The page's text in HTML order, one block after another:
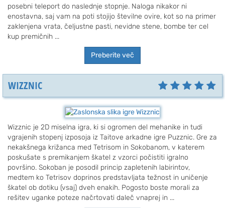
posebni teleport do naslednje stopnje. Naloga nikakor ni
enostavna, saj vam na poti stojijo številne ovire, kot so na primer
zaklenjena vrata, čeljustne pasti, nevidne stene, bombe ter cel
kup premičnih ...
Preberite več
WIZZNIC
Wizznic je 2D miselna igra, ki si ogromen del mehanike in tudi
vgrajenih stopenj izposoja iz Taitove arkadne igre Puzznic. Gre za
nekakšnega križanca med Tetrisom in Sokobanom, v katerem
poskušate s premikanjem škatel z vzorci počistiti igralno
površino. Sokoban je posodil princip zapletenih labirintov,
medtem ko Tetrisov doprinos predstavljata težnost in uničenje
škatel ob dotiku (vsaj) dveh enakih. Pogosto boste morali za
rešitev uganke poteze načrtovati daleč vnaprej in ...